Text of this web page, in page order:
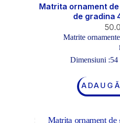
Matrita ornament
de gradina
Matrite
Dimensiuni